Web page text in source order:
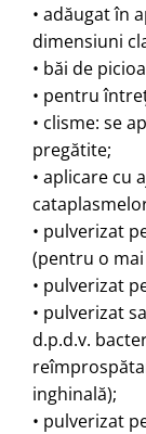
• adăugat în
dimensiuni
• băi de
• pentru
• clisme: se
pregătite;
• aplicare cu
• pulverizat
(pentru o
• pulverizat
• pulverizat
d.p.d.v.
inghinală);
• pulverizat